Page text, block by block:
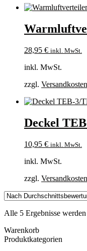
28,95 € inkl. MwSt.
inkl. MwSt.
zzgl. Versandkosten
Deckel
10,95 € inkl. MwSt.
inkl. MwSt.
zzgl. Versandkosten
Alle 5 Ergebnisse
Warenkorb
Produktkategorien